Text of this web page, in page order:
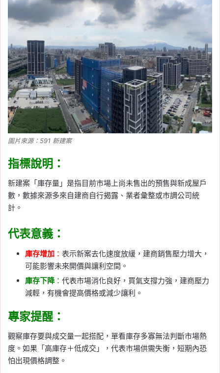
圖片來源：591 新建案
指標說明：
新建案「庫存量」是指目前市場上尚未售出的預售與新成屋戶
數，數據來源多來自建商自行揭露、業者彙整或市調公司統
計。
代表意義：
庫存增加 ： 表示新案去化速度放緩，建商銷售壓力增大，
可能影響未來開價與讓利空間。
庫存下降： 代表市場消化良好，買氣支撐力強，建商壓力
減輕，有機會提高價格或減少讓利。
專家提醒：
觀察庫存要與成交量一起搭配，單看庫存多寡無法判斷市場熱
度。如果「高庫存＋低成交」，代表市場供需失衡，短期內恐
怕出現價格調整。